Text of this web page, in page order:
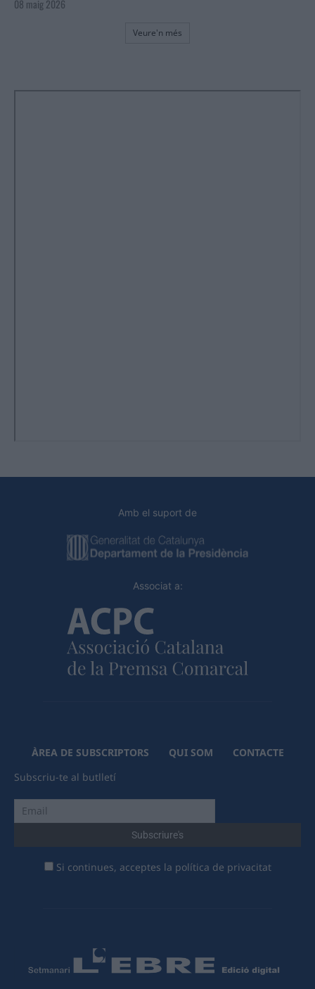
08 maig 2026
Veure'n més
Amb el suport de
Associat a:
ÀREA DE SUBSCRIPTORS QUI SOM
CONTACTE
Subscriu-te al butlletí
Si continues, acceptes la política de privacitat